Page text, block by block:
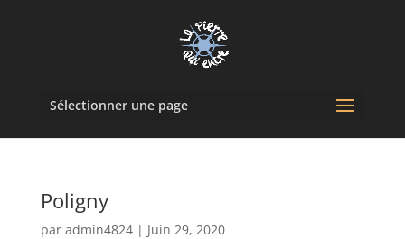
Sélectionner une page
Poligny
par admin4824| Juin 29, 2020